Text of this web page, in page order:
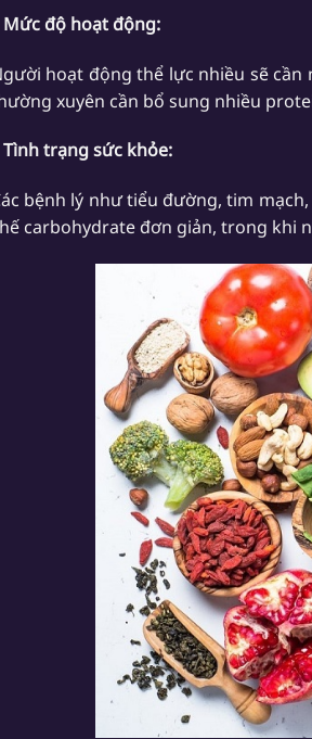
Mức độ hoạt động:
hoạt động thể lực nhiều sẽ
xuyên cần bổ sung nhiều
Tình trạng sức khỏe:
bệnh lý như tiểu đường, tim
carbohydrate đơn giản, trong khi